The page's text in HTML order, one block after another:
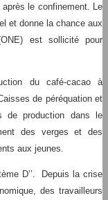
le confinement. Le
et donne la chance aux
est sollicité pour
du café-cacao à
de péréquation et
de production dans le
des verges et des
aux jeunes.
D’’. Depuis la crise
des travailleurs